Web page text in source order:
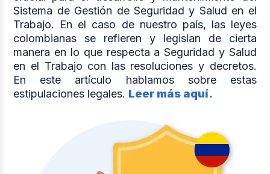
Sistema de Gestión de Seguridad y Salud en el
Trabajo.
En el caso de nuestro país, las leyes
colombianas se refieren y legislan de cierta
manera en lo que respecta a Seguridad y Salud
en el Trabajo con las resoluciones y decretos.
En este artículo hablamos sobre estas
estipulaciones legales. Leer más aquí.